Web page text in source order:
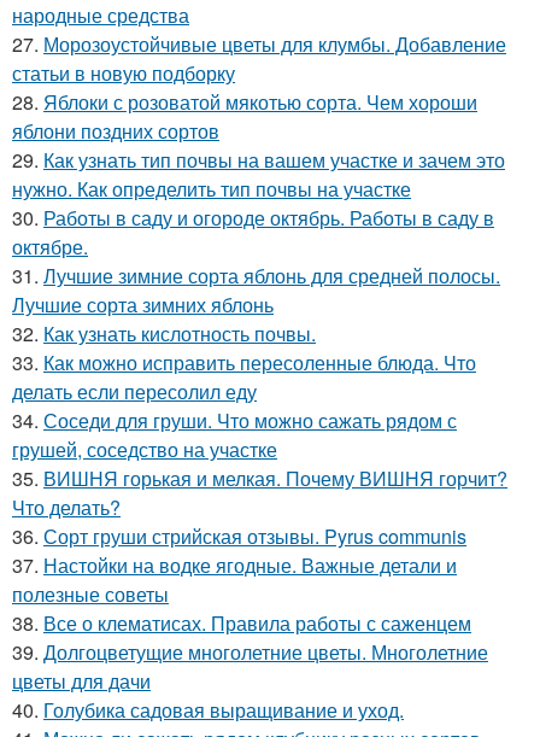
народные средства
27. Морозоустойчивые цветы для клумбы. Добавление
статьи в новую подборку
28. Яблоки с розоватой мякотью сорта. Чем хороши
яблони поздних сортов
29. Как узнать тип почвы на вашем участке и зачем это
нужно. Как определить тип почвы на участке
30. Работы в саду и огороде октябрь. Работы в саду в
октябре.
31. Лучшие зимние сорта яблонь для средней полосы.
Лучшие сорта зимних яблонь
32. Как узнать кислотность почвы.
33. Как можно исправить пересоленные блюда. Что
делать если пересолил еду
34. Соседи для груши. Что можно сажать рядом с
грушей, соседство на участке
35. ВИШНЯ горькая и мелкая. Почему ВИШНЯ горчит?
Что делать?
36. Сорт груши стрийская отзывы. Pyrus communis
37. Настойки на водке ягодные. Важные детали и
полезные советы
38. Все о клематисах. Правила работы с саженцем
39. Долгоцветущие многолетние цветы. Многолетние
цветы для дачи
40. Голубика садовая выращивание и уход.